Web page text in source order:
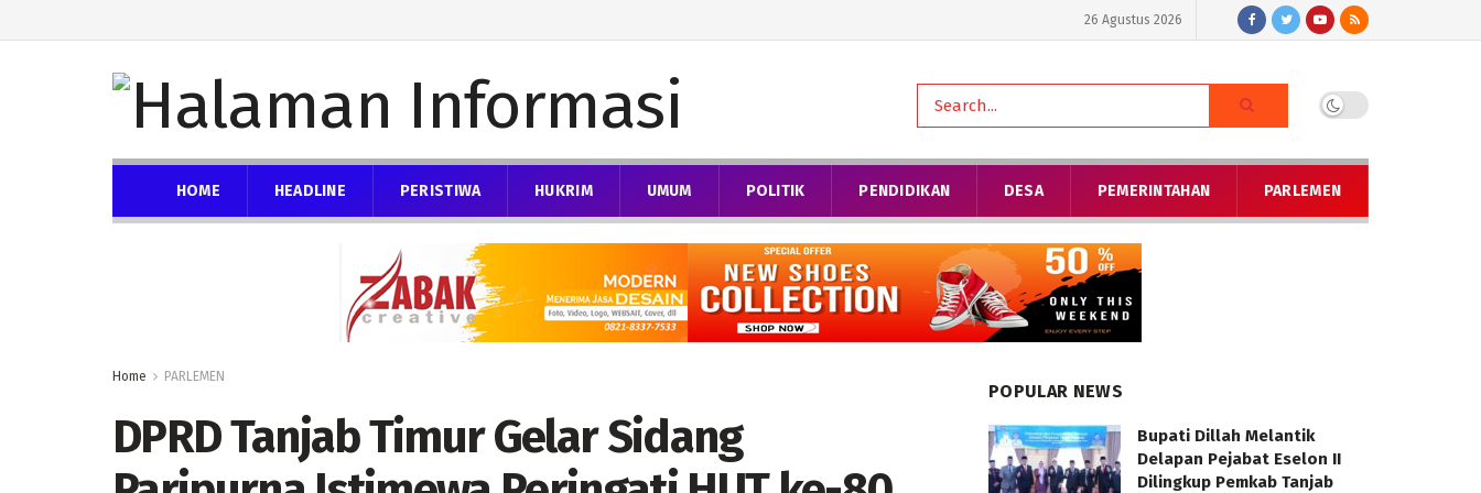
26 Agustus 2026
HOME HEADLINE PERISTIWA HUKRIM UMUM POLITIK PENDIDIKAN DESA PEMERINTAHAN PARLEMEN
Home PARLEMEN
DPRD Tanjab Timur Gelar Sidang
POPULAR NEWS
Bupati Dillah Melantik
Delapan Pejabat Eselon II
Dilingkup Pemkab Tanjab